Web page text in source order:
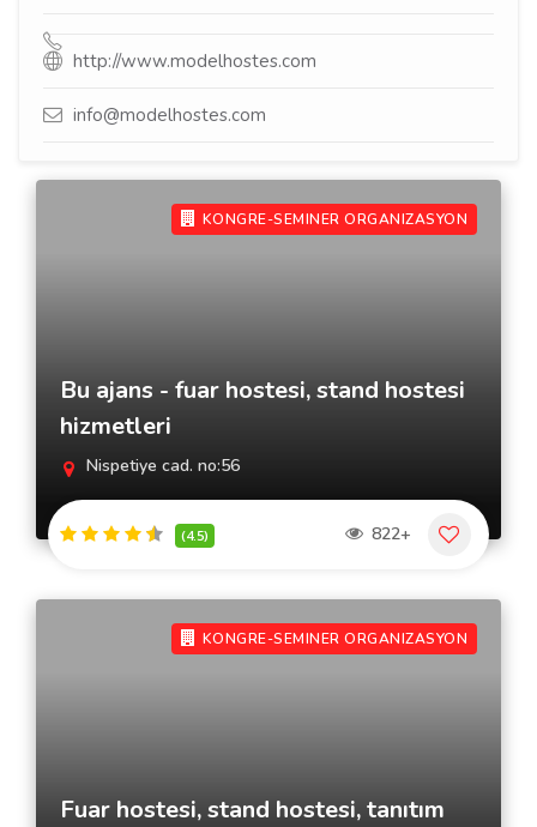
http://www.modelhostes.com
info@modelhostes.com
KONGRE-SEMINER ORGANIZASYON
Bu ajans - fuar hostesi, stand hostesi
hizmetleri
Nispetiye cad. no:56
(4.5) 822+
KONGRE-SEMINER ORGANIZASYON
Fuar hostesi, stand hostesi, tanıtım